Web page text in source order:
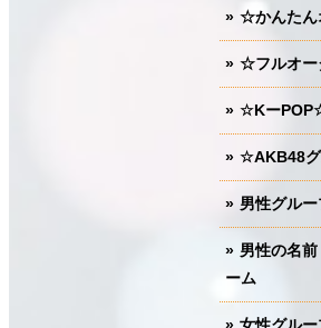
☆かんた
☆フルオ
☆Kー
☆AKB48
男性グルー
男性の名
ーム